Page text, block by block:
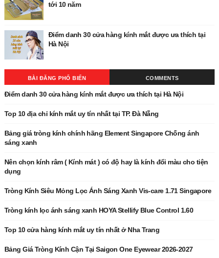
tới 10 năm
Điểm danh 30 cửa hàng kính mắt được ưa thích tại
Hà Nội
BÀI ĐĂNG PHỔ BIẾN COMMENTS
Điểm danh 30 cửa hàng kính mắt được ưa thích tại Hà Nội
Top 10 địa chỉ kính mắt uy tín nhất tại TP. Đà Nẵng
Bảng giá tròng kính chính hãng Element Singapore Chống ánh
sáng xanh
Nên chọn kính râm ( Kính mát ) có độ hay là kính đổi màu cho tiện
dụng
Tròng Kính Siêu Mỏng Lọc Ánh Sáng Xanh Vis-care 1.71 Singapore
Tròng kính lọc ánh sáng xanh HOYA Stellify Blue Control 1.60
Top 10 cửa hàng kính mắt uy tín nhất ở Nha Trang
Bảng Giá Tròng Kính Cận Tại Saigon One Eyewear 2026-2027